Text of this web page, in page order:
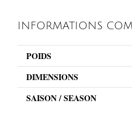
INFORMATIONS
POIDS
DIMENSIONS
SAISON / SEASON